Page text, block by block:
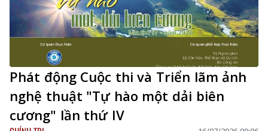
Phát động Cuộc thi và Triển lãm ảnh
nghệ thuật "Tự hào một dải biên
cương" lần thứ IV